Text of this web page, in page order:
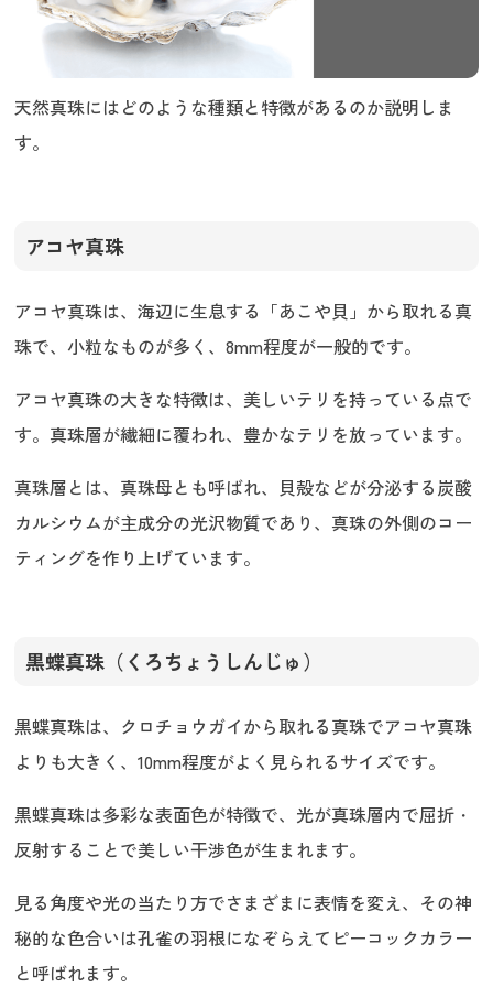
天然真珠にはどのような種類と特徴があるのか説明しま
す。
アコヤ真珠
アコヤ真珠は、海辺に生息する「あこや貝」から取れる真
珠で、小粒なものが多く、8mm程度が一般的です。
アコヤ真珠の大きな特徴は、美しいテリを持っている点で
す。真珠層が繊細に覆われ、豊かなテリを放っています。
真珠層とは、真珠母とも呼ばれ、貝殻などが分泌する炭酸
カルシウムが主成分の光沢物質であり、真珠の外側のコー
ティングを作り上げています。
黒蝶真珠（くろちょうしんじゅ）
黒蝶真珠は、クロチョウガイから取れる真珠でアコヤ真珠
よりも大きく、10mm程度がよく見られるサイズです。
黒蝶真珠は多彩な表面色が特徴で、光が真珠層内で屈折・
反射することで美しい干渉色が生まれます。
見る角度や光の当たり方でさまざまに表情を変え、その神
秘的な色合いは孔雀の羽根になぞらえてピーコックカラー
と呼ばれます。